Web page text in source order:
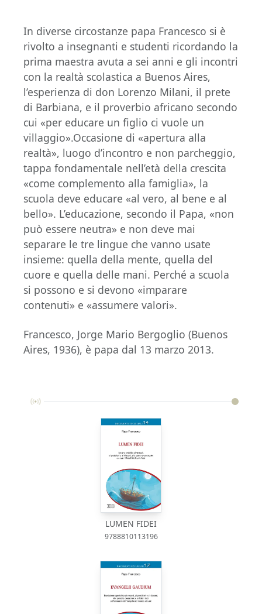
In diverse circostanze papa Francesco si è
rivolto a insegnanti e studenti ricordando la
prima maestra avuta a sei anni e gli incontri
con la realtà scolastica a Buenos Aires,
l’esperienza di don Lorenzo Milani, il prete
di Barbiana, e il proverbio africano secondo
cui «per educare un figlio ci vuole un
villaggio».Occasione di «apertura alla
realtà», luogo d’incontro e non parcheggio,
tappa fondamentale nell’età della crescita
«come complemento alla famiglia», la
scuola deve educare «al vero, al bene e al
bello». L’educazione, secondo il Papa, «non
può essere neutra» e non deve mai
separare le tre lingue che vanno usate
insieme: quella della mente, quella del
cuore e quella delle mani. Perché a scuola
si possono e si devono «imparare
contenuti» e «assumere valori».
Francesco, Jorge Mario Bergoglio (Buenos
Aires, 1936), è papa dal 13 marzo 2013.
LUMEN FIDEI
9788810113196